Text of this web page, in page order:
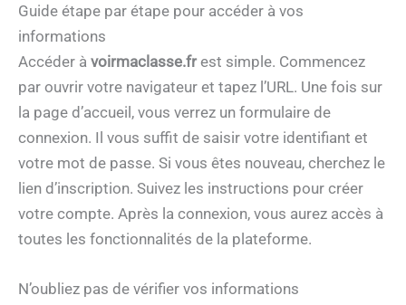
Guide étape par étape pour accéder à vos
informations
Accéder à voirmaclasse.frest simple. Commencez
par ouvrir votre navigateur et tapez l’URL. Une fois sur
la page d’accueil, vous verrez un formulaire de
connexion. Il vous suffit de saisir votre identifiant et
votre mot de passe. Si vous êtes nouveau, cherchez le
lien d’inscription. Suivez les instructions pour créer
votre compte. Après la connexion, vous aurez accès à
toutes les fonctionnalités de la plateforme.
N’oubliez pas de vérifier vos informations